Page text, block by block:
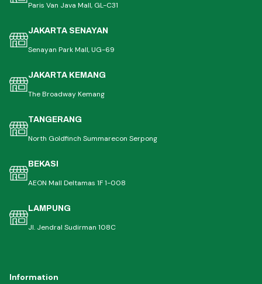
Paris Van Java Mall, GL-C31
JAKARTA SENAYAN
Senayan Park Mall, UG-69
JAKARTA KEMANG
The Broadway Kemang
TANGERANG
North Goldfinch Summarecon Serpong
BEKASI
AEON Mall Deltamas 1F 1-008
LAMPUNG
Jl. Jendral Sudirman 108C
Information